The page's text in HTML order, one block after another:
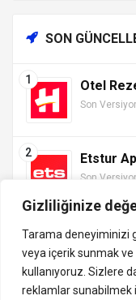
Gizliliğinize
Tarama deneyiminizi
veya içerik sunmak
kullanıyoruz. Sizlere
reklamlar sunabilmek
SON
Otel
Son
Etstur
Son
indirVip.com, en güvenilir ve
popüler Android oyunları,